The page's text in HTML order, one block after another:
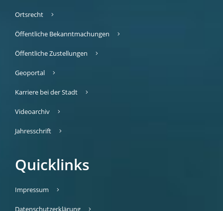
Ortsrecht
Öffentliche Bekanntmachungen
Öffentliche Zustellungen
Geoportal
Karriere bei der Stadt
Videoarchiv
Jahresschrift
Quicklinks
Impressum
Datenschutzerklärung